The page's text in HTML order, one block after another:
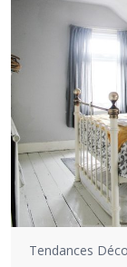
Tendances Déco